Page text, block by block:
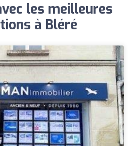
les meilleures
à Bléré